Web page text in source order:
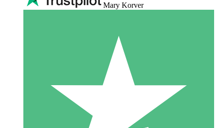
Mary Korver